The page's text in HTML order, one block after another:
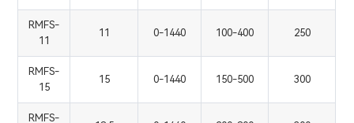
RMFS-
11
11 0-1440 100-400 250
RMFS-
15
15 0-1440 150-500 300
RMFS-